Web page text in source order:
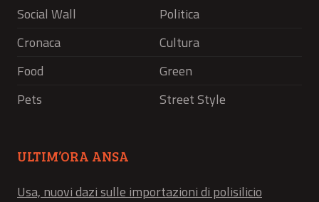
Social Wall
Politica
Cronaca
Cultura
Food
Green
Pets
Street Style
ULTIM’ORA ANSA
Usa, nuovi dazi sulle importazioni di polisilicio